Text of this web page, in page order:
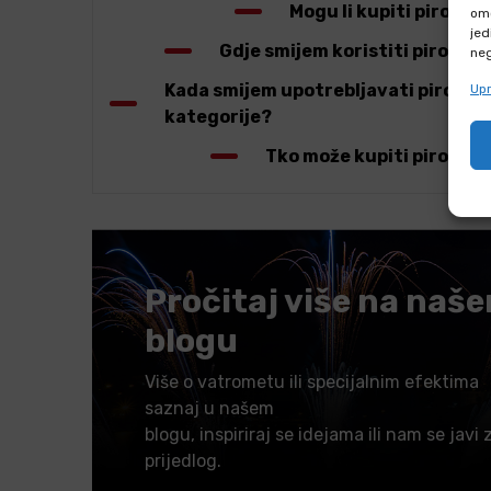
Mogu li kupiti
Gdje smijem koristiti
Kada smijem upotrebljavati
kategorije?
Tko može kupiti
Pročitaj više na
blogu
Više o vatrometu ili specijalnim efektima
saznaj u našem
blogu, inspiriraj se idejama ili nam se javi
prijedlog.